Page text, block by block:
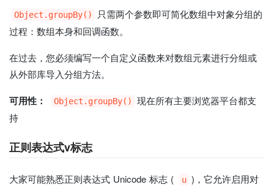
Object.groupBy()
只需两个参数即可简化数组中对象分组的
过程：数组本身和回调函数。
在过去，您必须编写一个自定义函数来对数组元素进行分组或
从外部库导入分组方法。
可用性： Object.groupBy()
现在所有主要浏览器平台都支
持
正则表达式v标志
大家可能熟悉正则表达式 Unicode 标志 ( u )，它允许启用对